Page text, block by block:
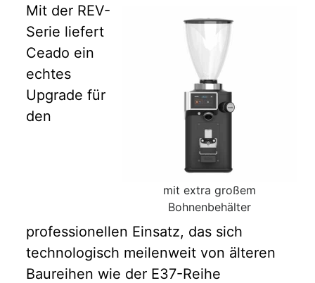
mit extra großem
Bohnenbehälter
Mit der REV-
Serie liefert
Ceado ein
echtes
Upgrade für
den
professionellen Einsatz, das sich
technologisch meilenweit von älteren
Baureihen wie der E37-Reihe